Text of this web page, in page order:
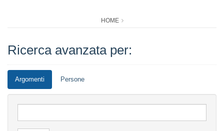
HOME
Ricerca avanzata per:
Argomenti Persone